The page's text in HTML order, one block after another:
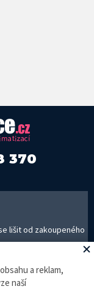
370
lišit od zakoupeného
a reklam,
naší